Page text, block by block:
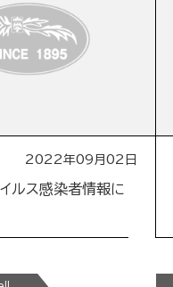
2022年09月02日
ルス感染者情報に